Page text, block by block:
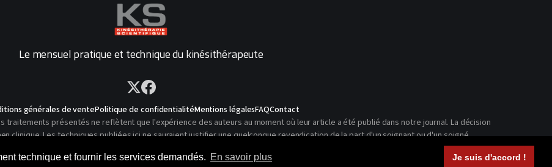
technique et fournir les services demandés. En savoir plus Je suis d'accord !
Le mensuel pratique et technique du kinésithérapeute
générales de ventePolitique de confidentialitéMentions légalesFAQContact
traitements présentés ne reflètent que l'expérience des auteurs au moment où leur article a été publié dans notre journal. La décision
clinique. Les techniques publiées ici ne sauraient justifier une quelconque revendication de la part d'un soignant ou d'un soigné.